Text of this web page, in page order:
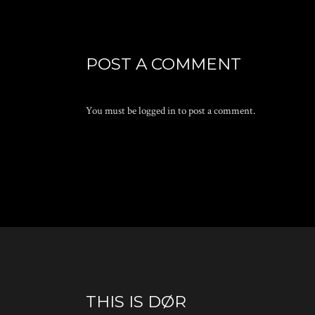
POST A COMMENT
You must belogged into post a comment.
THIS IS DØR